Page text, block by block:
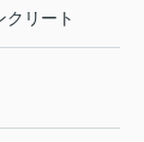
クリート